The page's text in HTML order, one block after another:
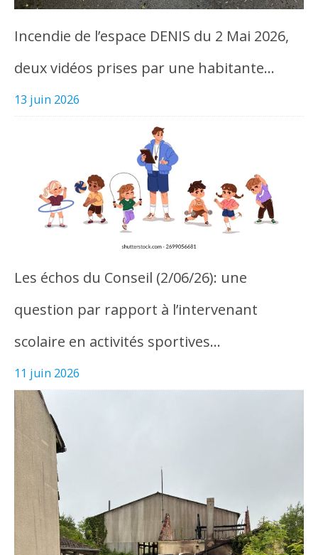
Incendie de l’espace DENIS du 2 Mai 2026,
deux vidéos prises par une habitante…
13 juin 2026
Les échos du Conseil (2/06/26): une
question par rapport à l’intervenant
scolaire en activités sportives…
11 juin 2026